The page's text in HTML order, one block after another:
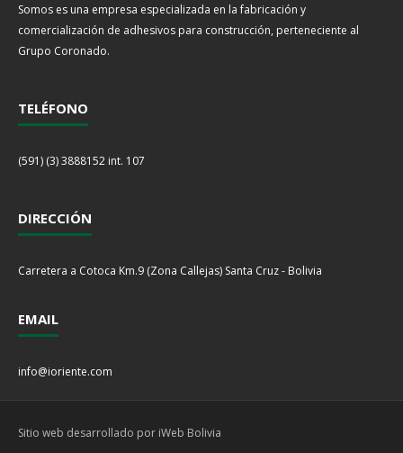
Somos es una empresa especializada en la fabricación y
comercialización de adhesivos para construcción, perteneciente al
Grupo Coronado.
TELÉFONO
(591) (3) 3888152 int. 107
DIRECCIÓN
Carretera a Cotoca Km.9 (Zona Callejas) Santa Cruz - Bolivia
EMAIL
info@ioriente.com
Sitio web desarrollado por iWeb Bolivia